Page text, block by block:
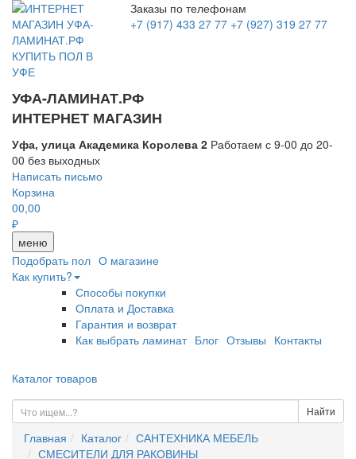
Заказы по телефонам
+7 (917) 433 27 77 +7 (927) 319 27 77
УФА-ЛАМИНАТ.РФ
ИНТЕРНЕТ МАГАЗИН
Уфа, улица Академика Королева 2 Работаем с 9-00 до 20-
00 без выходных
Написать письмо
Корзина
00,00
₽
меню
Подобрать пол О магазине
Как купить?
Способы покупки
Оплата и Доставка
Гарантия и возврат
Как выбрать ламинат Блог Отзывы Контакты
Каталог товаров
Найти
Главная Каталог
САНТЕХНИКА МЕБЕЛЬ
СМЕСИТЕЛИ ДЛЯ РАКОВИНЫ